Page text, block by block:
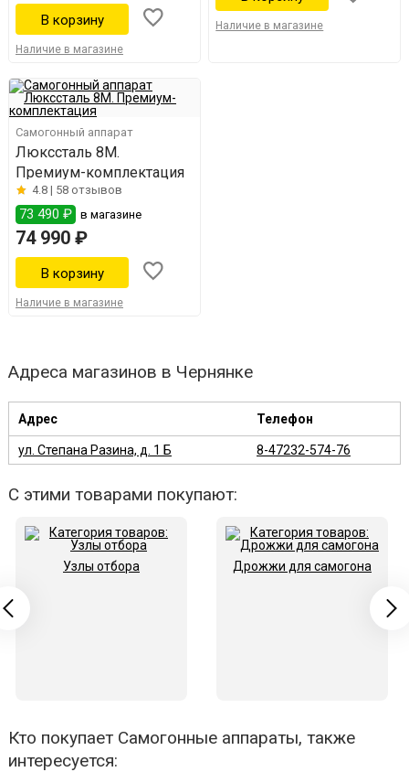
Наличие в магазине
Наличие в магазине
Самогонный аппарат
Люкссталь 8M.
Премиум-комплектация
4.8 | 58 отзывов
73 490 ₽ в магазине
74 990 ₽
Наличие в магазине
Адреса магазинов в Чернянке
Адрес Телефон
ул. Степана Разина, д. 1 Б 8-47232-574-76
С этими товарами покупают:
Узлы отбора Дрожжи для самогона
Кто покупает Самогонные аппараты, также
интересуется: